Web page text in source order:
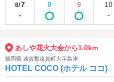
8/7
-
8 9
10
-
あしや花火大会から1.0km
福岡県 遠賀郡遠賀町大字島津
HOTEL COCO (ホテル ココ)